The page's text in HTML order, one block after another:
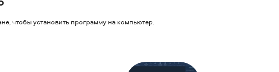
чтобы установить программу на компьютер.